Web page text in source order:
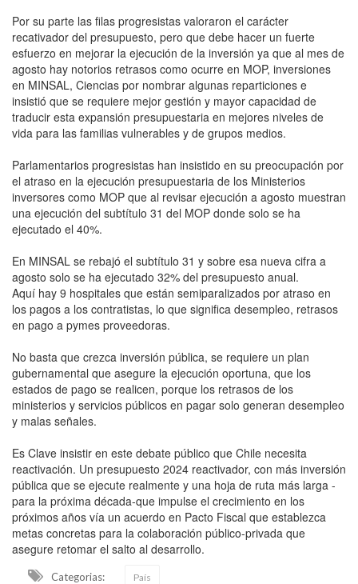
Por su parte las filas progresistas valoraron el carácter
recativador del presupuesto, pero que debe hacer un fuerte
esfuerzo en mejorar la ejecución de la inversión ya que al mes de
agosto hay notorios retrasos como ocurre en MOP, inversiones
en MINSAL, Ciencias por nombrar algunas reparticiones e
insistió que se requiere mejor gestión y mayor capacidad de
traducir esta expansión presupuestaria en mejores niveles de
vida para las familias vulnerables y de grupos medios.
Parlamentarios progresistas han insistido en su preocupación por
el atraso en la ejecución presupuestaria de los Ministerios
inversores como MOP que al revisar ejecución a agosto muestran
una ejecución del subtítulo 31 del MOP donde solo se ha
ejecutado el 40%.
En MINSAL se rebajó el subtítulo 31 y sobre esa nueva cifra a
agosto solo se ha ejecutado 32% del presupuesto anual.
Aquí hay 9 hospitales que están semiparalizados por atraso en
los pagos a los contratistas, lo que significa desempleo, retrasos
en pago a pymes proveedoras.
No basta que crezca inversión pública, se requiere un plan
gubernamental que asegure la ejecución oportuna, que los
estados de pago se realicen, porque los retrasos de los
ministerios y servicios públicos en pagar solo generan desempleo
y malas señales.
Es Clave insistir en este debate público que Chile necesita
reactivación. Un presupuesto 2024 reactivador, con más inversión
pública que se ejecute realmente y una hoja de ruta más larga -
para la próxima década-que impulse el crecimiento en los
próximos años vía un acuerdo en Pacto Fiscal que establezca
metas concretas para la colaboración público-privada que
asegure retomar el salto al desarrollo.
Categorias: País